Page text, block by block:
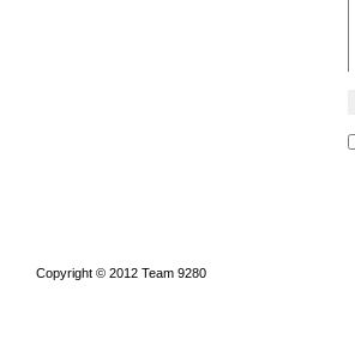
Copyright © 2012 Team 9280